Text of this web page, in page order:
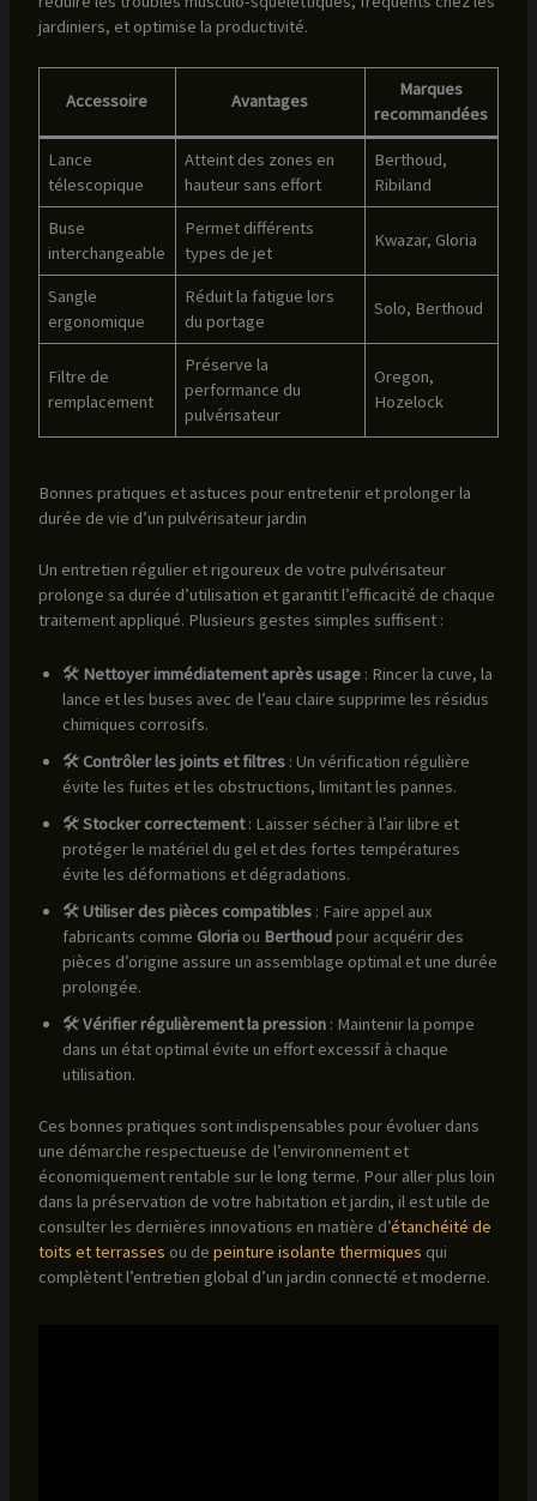
jardiniers, et optimise la productivité.
Accessoire Avantages
Marques
recommandées
Lance
télescopique
Atteint des zones en
hauteur sans effort
Berthoud,
Ribiland
Buse
interchangeable
Permet différents
types de jet
Kwazar, Gloria
Sangle
ergonomique
Réduit la fatigue lors
du portage
Solo, Berthoud
Filtre de
remplacement
Préserve la
performance du
pulvérisateur
Oregon,
Hozelock
Bonnes pratiques et astuces pour entretenir et prolonger la
durée de vie d’un pulvérisateur jardin
Un entretien régulier et rigoureux de votre pulvérisateur
prolonge sa durée d’utilisation et garantit l’efficacité de chaque
traitement appliqué. Plusieurs gestes simples suffisent :
🛠️ Nettoyer immédiatement après usage: Rincer la cuve, la
lance et les buses avec de l’eau claire supprime les résidus
chimiques corrosifs.
🛠️ Contrôler les joints et filtres: Un vérification régulière
évite les fuites et les obstructions, limitant les pannes.
🛠️Stocker correctement: Laisser sécher à l’air libre et
protéger le matériel du gel et des fortes températures
évite les déformations et dégradations.
🛠️Utiliser des pièces compatibles: Faire appel aux
fabricants comme Gloriaou Berthoudpour acquérir des
pièces d’origine assure un assemblage optimal et une durée
prolongée.
🛠️Vérifier régulièrement la pression: Maintenir la pompe
dans un état optimal évite un effort excessif à chaque
utilisation.
Ces bonnes pratiques sont indispensables pour évoluer dans
une démarche respectueuse de l’environnement et
économiquement rentable sur le long terme. Pour aller plus loin
dans la préservation de votre habitation et jardin, il est utile de
consulter les dernières innovations en matière d’étanchéité de
toits et terrasses ou de peinture isolante thermiques qui
complètent l’entretien global d’un jardin connecté et moderne.